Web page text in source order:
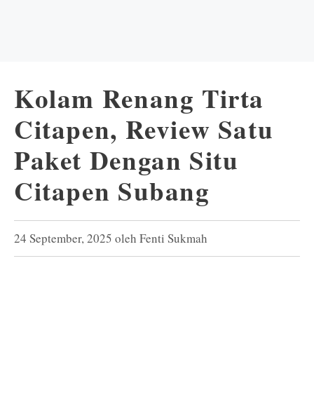
Kolam Renang Tirta
Citapen, Review Satu
Paket Dengan Situ
Citapen Subang
24 September, 2025 oleh Fenti Sukmah